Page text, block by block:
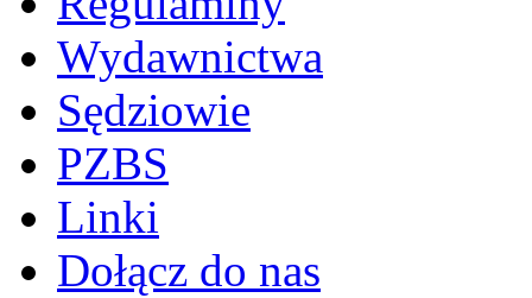
Wydawnictwa
Sędziowie
PZBS
Linki
Dołącz do nas